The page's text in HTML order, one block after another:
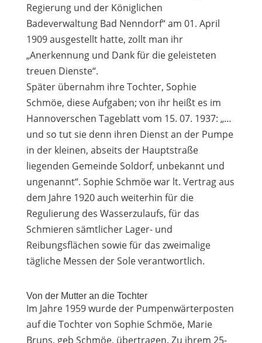
Regierung und der Königlichen
Badeverwaltung Bad Nenndorf“ am 01. April
1909 ausgestellt hatte, zollt man ihr
„Anerkennung und Dank für die geleisteten
treuen Dienste“.
Später übernahm ihre Tochter, Sophie
Schmöe, diese Aufgaben; von ihr heißt es im
Hannoverschen Tageblatt vom 15. 07. 1937: „…
und so tut sie denn ihren Dienst an der Pumpe
in der kleinen, abseits der Hauptstraße
liegenden Gemeinde Soldorf, unbekannt und
ungenannt“. Sophie Schmöe war lt. Vertrag aus
dem Jahre 1920 auch weiterhin für die
Regulierung des Wasserzulaufs, für das
Schmieren sämtlicher Lager- und
Reibungsflächen sowie für das zweimalige
tägliche Messen der Sole verantwortlich.
Von der Mutter an die Tochter
Im Jahre 1959 wurde der Pumpenwärterposten
auf die Tochter von Sophie Schmöe, Marie
Bruns, geb Schmöe, übertragen. Zu ihrem 25-